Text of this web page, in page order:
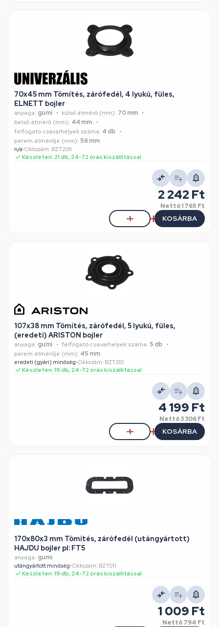
70x45 mm Tömítés, zárófedél, 4 lyukú, füles,
ELNETT bojler
anyaga: gumi külső átmérő (mm): 70 mm
belső átmérő (mm): 44 mm
felfogató csavarhelyek száma: 4 db
perem átmérője (mm): 56 mm
n/a•Cikkszám: BZT209
Készleten: 21 db, 24-72 órás kiszállítással
2 242 Ft
Nettó1 765 Ft
KOSÁRBA
107x38 mm Tömítés, zárófedél, 5 lyukú, füles,
(eredeti) ARISTON bojler
anyaga: gumi felfogató csavarhelyek száma: 5 db
perem átmérője (mm): 45 mm
eredeti (gyári) minőség•Cikkszám: BZT201
Készleten: 19 db, 24-72 órás kiszállítással
4 199 Ft
Nettó3 306 Ft
KOSÁRBA
170x80x3 mm Tömítés, zárófedél (utángyártott)
HAJDU bojler pl: FT5
anyaga: gumi
utángyártott minőség•Cikkszám: BZT011
Készleten: 19 db, 24-72 órás kiszállítással
1 009 Ft
Nettó794 Ft